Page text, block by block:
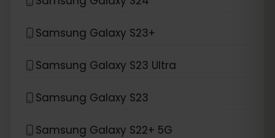
Samsung Galaxy S23+
Samsung Galaxy S23 Ultra
Samsung Galaxy S23
Samsung Galaxy S22+ 5G